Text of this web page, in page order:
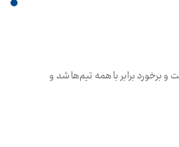
و برخورد برابر با همه تیم‌ها شد و